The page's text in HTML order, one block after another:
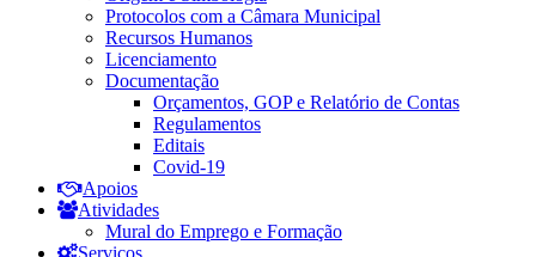
Protocolos com a Câmara Municipal
Recursos Humanos
Licenciamento
Documentação
Orçamentos, GOP e Relatório de Contas
Regulamentos
Editais
Covid-19
Apoios
Atividades
Mural do Emprego e Formação
Serviços